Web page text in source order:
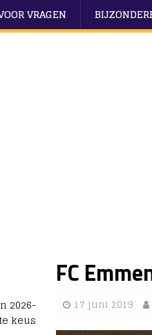
VRAGEN
FC
17 juni 2019
2026-
keus